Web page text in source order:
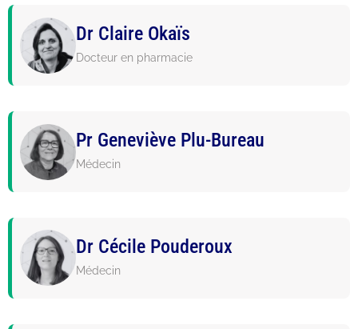
Dr Claire Okaïs
Docteur en pharmacie
Pr Geneviève Plu-Bureau
Médecin
Dr Cécile Pouderoux
Médecin